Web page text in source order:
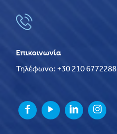
Επικοινωνία
Τηλέφωνο: +30 210 6772288